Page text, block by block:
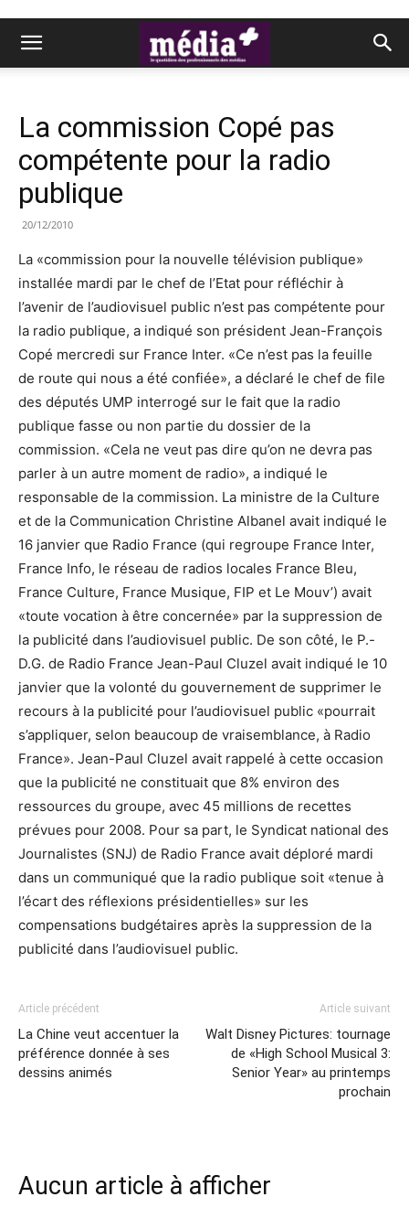
La commission Copé pas
compétente pour la radio
publique
20/12/2010
La «commission pour la nouvelle télévision publique»
installée mardi par le chef de l’Etat pour réfléchir à
l’avenir de l’audiovisuel public n’est pas compétente pour
la radio publique, a indiqué son président Jean-François
Copé mercredi sur France Inter. «Ce n’est pas la feuille
de route qui nous a été confiée», a déclaré le chef de file
des députés UMP interrogé sur le fait que la radio
publique fasse ou non partie du dossier de la
commission. «Cela ne veut pas dire qu’on ne devra pas
parler à un autre moment de radio», a indiqué le
responsable de la commission. La ministre de la Culture
et de la Communication Christine Albanel avait indiqué le
16 janvier que Radio France (qui regroupe France Inter,
France Info, le réseau de radios locales France Bleu,
France Culture, France Musique, FIP et Le Mouv’) avait
«toute vocation à être concernée» par la suppression de
la publicité dans l’audiovisuel public. De son côté, le P.-
D.G. de Radio France Jean-Paul Cluzel avait indiqué le 10
janvier que la volonté du gouvernement de supprimer le
recours à la publicité pour l’audiovisuel public «pourrait
s’appliquer, selon beaucoup de vraisemblance, à Radio
France». Jean-Paul Cluzel avait rappelé à cette occasion
que la publicité ne constituait que 8% environ des
ressources du groupe, avec 45 millions de recettes
prévues pour 2008. Pour sa part, le Syndicat national des
Journalistes (SNJ) de Radio France avait déploré mardi
dans un communiqué que la radio publique soit «tenue à
l’écart des réflexions présidentielles» sur les
compensations budgétaires après la suppression de la
publicité dans l’audiovisuel public.
Article précédent
La Chine veut accentuer la
préférence donnée à ses
dessins animés
Article suivant
Walt Disney Pictures: tournage
de «High School Musical 3:
Senior Year» au printemps
prochain
Aucun article à afficher